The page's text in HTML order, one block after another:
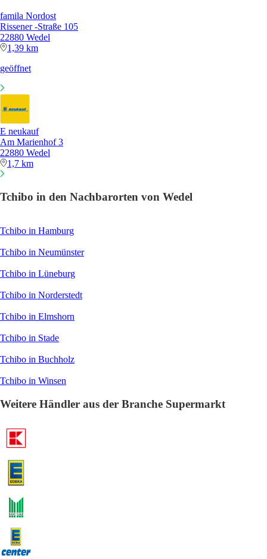
famila Nordost
Rissener -Straße 105
22880 Wedel
1,39 km
geöffnet
E neukauf
Am Marienhof 3
22880 Wedel
1,7 km
Tchibo in den Nachbarorten von Wedel
Tchibo in Hamburg
Tchibo in Neumünster
Tchibo in Lüneburg
Tchibo in Norderstedt
Tchibo in Elmshorn
Tchibo in Stade
Tchibo in Buchholz
Tchibo in Winsen
Weitere Händler aus der Branche Supermarkt